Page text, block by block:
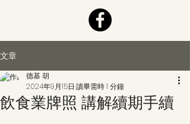
文章
飲食業牌照 講解續期手續
德基 胡
2024年9月15日 讀畢需時 1 分鐘